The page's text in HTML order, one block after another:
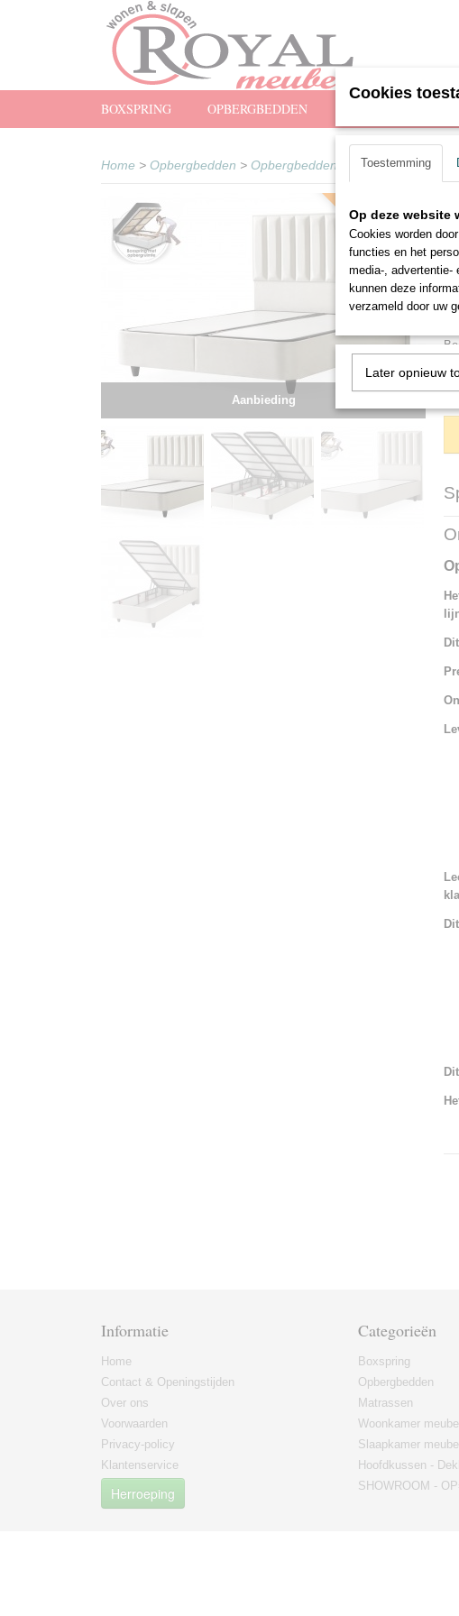
BOXSPRING OPBERGBEDDEN
Home > Opbergbedden > Opbergbedden Zonder Matras>
Aanbieding
Snel leverbaar
€
Informatie
Home
Contact & Openingstijden
Over ons
Voorwaarden
Privacy-policy
Klantenservice
Herroeping
Categorieën
Boxspring
Opbergbedden
Matrassen
Woonkamer meubel
Slaapkamer meubel
Hoofdkussen -
SHOWROOM -
Cookies
Toestemming
Op deze website
Cookies worden
functies en het
media-, advertentie-
kunnen deze
verzameld door uw
Later opnieuw